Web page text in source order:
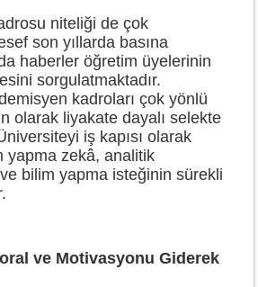
niteliği de çok
son yıllarda basına
haberler öğretim üyelerinin
sorgulatmaktadır.
kadroları çok yönlü
olarak liyakate dayalı selekte
iş kapısı olarak
yapma zekâ, analitik
bilim yapma isteğinin sürekli
ve Motivasyonu Giderek